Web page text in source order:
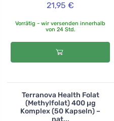
21,95 €
Vorrätig - wir versenden innerhalb
von 24 Std.
Terranova Health Folat
(Methylfolat) 400 µg
Komplex (50 Kapseln) –